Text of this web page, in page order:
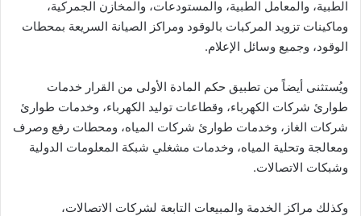
الطبية، والمعامل الطبية، والمستودعات، والمخازن الجمركية،
وماكينات تزويد المركبات بالوقود ومراكز الصيانة السريعة بمحطات
الوقود، وجميع وسائل الإعلام.
ويُستثنى أيضاً من تطبيق حكم المادة الأولى من القرار خدمات
طوارئ شركات الكهرباء، وقطاعات توليد الكهرباء، وخدمات طوارئ
شركات الغاز، وخدمات طوارئ شركات المياه، ومحطات رفع وصرف
ومعالجة وتحلية المياه، وخدمات مشغلي شبكة المعلومات الدولية
وشبكات الاتصالات.
وكذلك مراكز الخدمة والمبيعات التابعة لشركات الاتصالات،